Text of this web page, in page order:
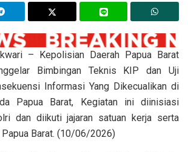
– Kepolisian Daerah Papua Barat
Bimbingan Teknis KIP dan Uji
Informasi Yang Dikecualikan di
Papua Barat, Kegiatan ini diinisiasi
dan diikuti jajaran satuan kerja serta
Barat. (10/06/2026)